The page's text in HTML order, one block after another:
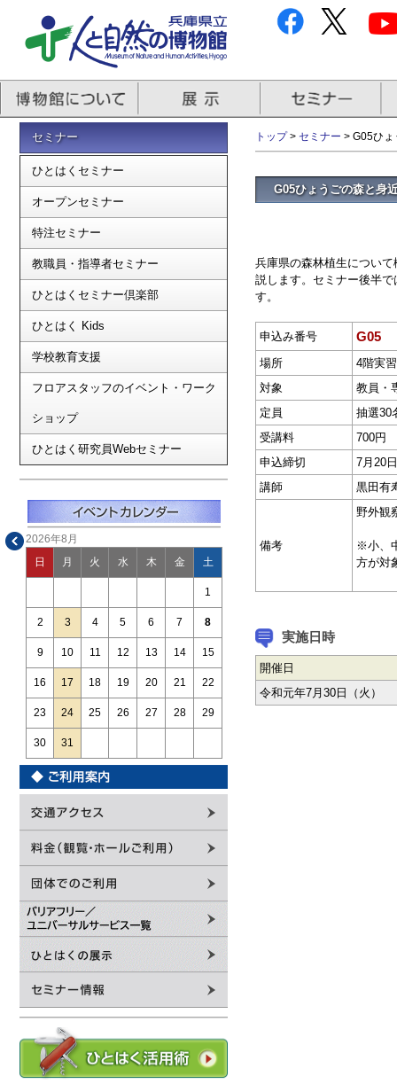
セミナー
ひとはくセミナー
オープンセミナー
特注セミナー
教職員・指導者セミナー
ひとはくセミナー倶楽部
ひとはく Kids
学校教育支援
フロアスタッフのイベント・ワーク
ショップ
ひとはく研究員Webセミナー
2026年8月
日 月 火 水 木 金 土
1
2 3 4 5 6 7 8
9 10 11 12 13 14 15
16 17 18 19 20 21 22
23 24 25 26 27 28 29
30 31
トップ> セミナー > G05ひ
G05ひょうごの森と身
兵庫県の森林植生につい
説します。セミナー後半
す。
申込み番号 G05
場所
4階実
対象
教員・
定員
抽選30
受講料
700円
申込締切
7月20
講師
黒田有
備考
野外観
※小、
方が対
実施日時
開催日
令和元年7月30日（火）